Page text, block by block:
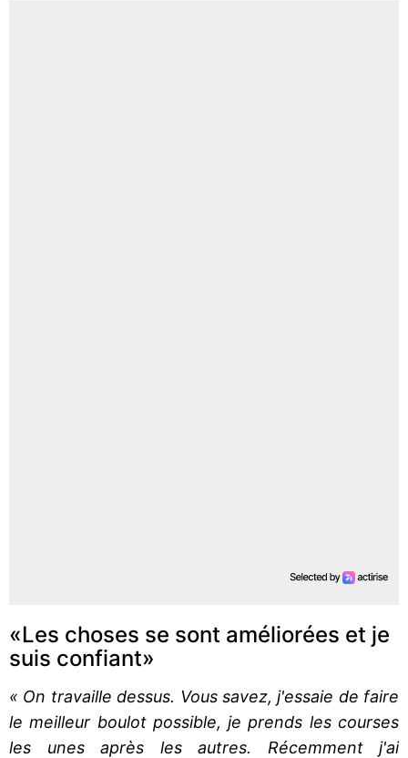
«Les choses se sont améliorées et je
suis confiant»
« On travaille dessus. Vous savez, j'essaie de faire
le meilleur boulot possible, je prends les courses
les unes après les autres. Récemment j'ai